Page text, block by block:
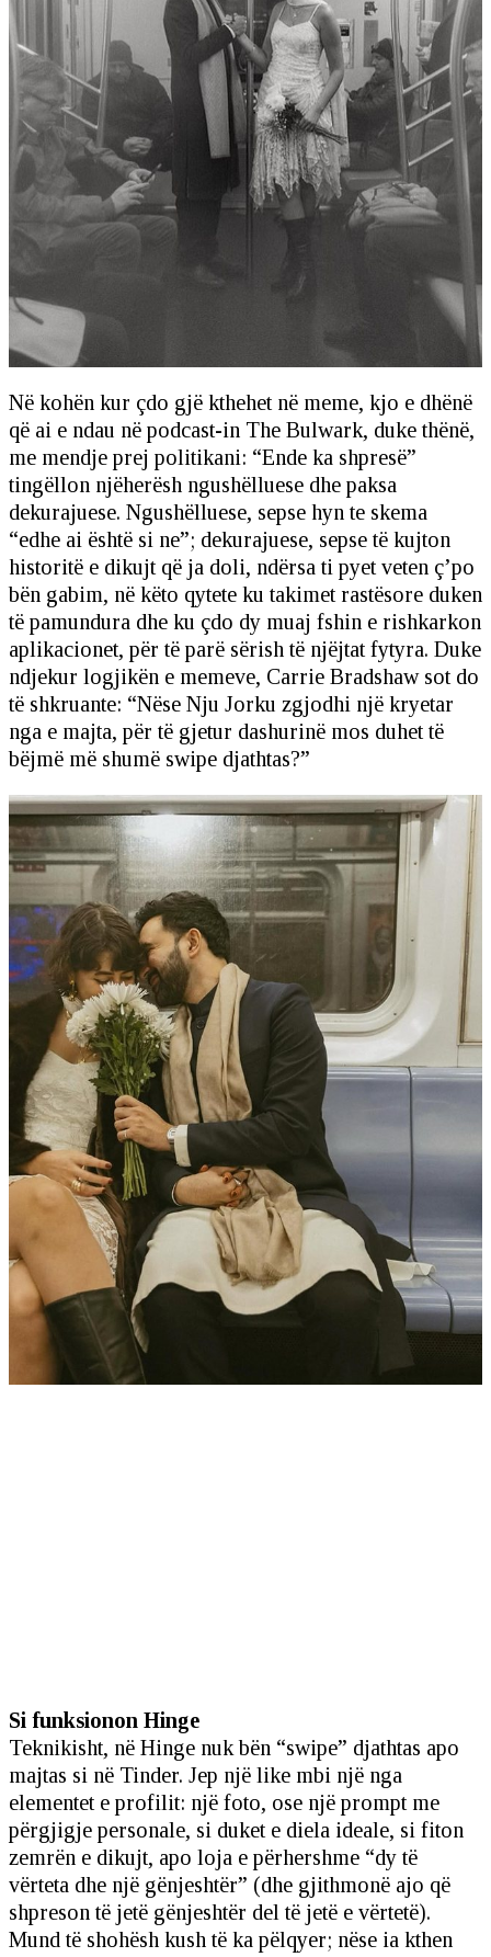
Në kohën kur çdo gjë kthehet në meme, kjo e dhënë
që ai e ndau në podcast-in The Bulwark, duke thënë,
me mendje prej politikani: “Ende ka shpresë”
tingëllon njëherësh ngushëlluese dhe paksa
dekurajuese. Ngushëlluese, sepse hyn te skema
“edhe ai është si ne”; dekurajuese, sepse të kujton
historitë e dikujt që ja doli, ndërsa ti pyet veten ç’po
bën gabim, në këto qytete ku takimet rastësore duken
të pamundura dhe ku çdo dy muaj fshin e rishkarkon
aplikacionet, për të parë sërish të njëjtat fytyra. Duke
ndjekur logjikën e memeve, Carrie Bradshaw sot do
të shkruante: “Nëse Nju Jorku zgjodhi një kryetar
nga e majta, për të gjetur dashurinë mos duhet të
bëjmë më shumë swipe djathtas?”
Si funksionon Hinge
Teknikisht, në Hinge nuk bën “swipe” djathtas apo
majtas si në Tinder. Jep një like mbi një nga
elementet e profilit: një foto, ose një prompt me
përgjigje personale, si duket e diela ideale, si fiton
zemrën e dikujt, apo loja e përhershme “dy të
vërteta dhe një gënjeshtër” (dhe gjithmonë ajo që
shpreson të jetë gënjeshtër del të jetë e vërtetë).
Mund të shohësh kush të ka pëlqyer; nëse ia kthen